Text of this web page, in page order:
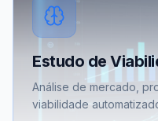
Estudo de
Análise de mercado,
viabilidade